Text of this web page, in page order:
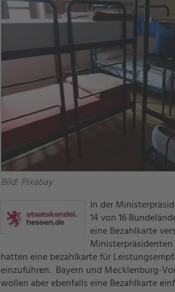
Bild: Pixabay
In der
14 von 16
eine Bezahlkarte
hatten eine bezahlkarte für
einzuführen. Bayern und Mecklenburg-
wollen aber ebenfalls eine Bezahlkarte